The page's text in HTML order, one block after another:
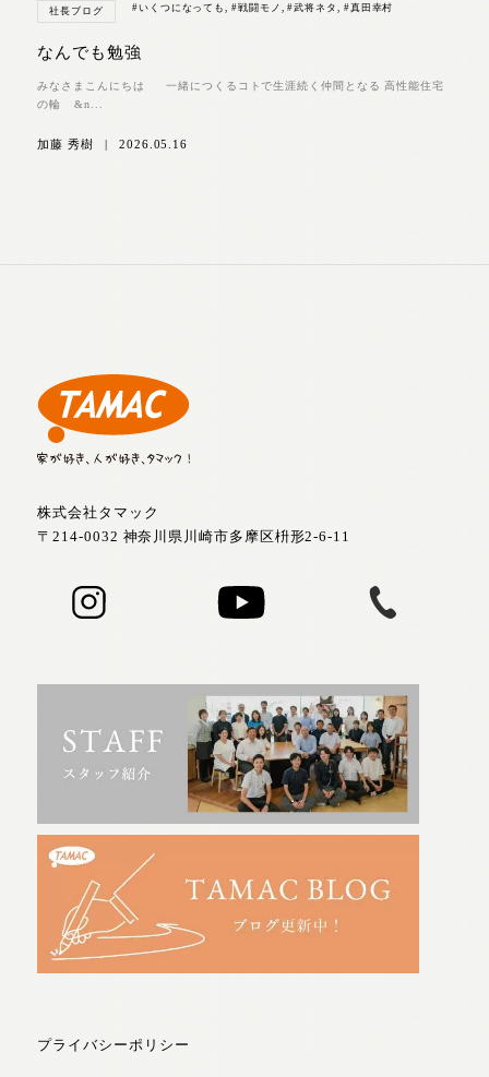
社長ブログ #いくつになっても ,#戦闘モノ ,#武将ネタ #真田幸村
なんでも勉強
みなさまこんにちは 一緒につくるコトで生涯続く仲間となる 高性能住宅
の輪 &n...
加藤 秀樹 | 2026.05.16
株式会社タマック
〒214-0032 神奈川県川崎市多摩区枡形2-6-11
プライバシーポリシー